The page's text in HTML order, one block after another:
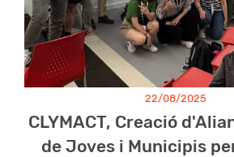
22/08/2025
CLYMACT, Creació
de Joves i Municipis